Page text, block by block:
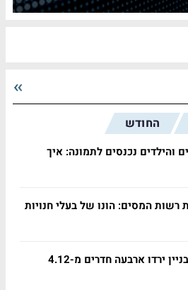
החודש
והילדים נכנסים לתמונה: איך
המסים: הונו של בעלי חנויות
תל בנימין: באותו בניין ירדו ארבעה חדרים מ-4.12